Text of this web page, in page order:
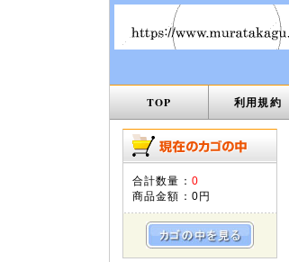
TOP 利用規約
合計数量： 0
商品金額： 0円